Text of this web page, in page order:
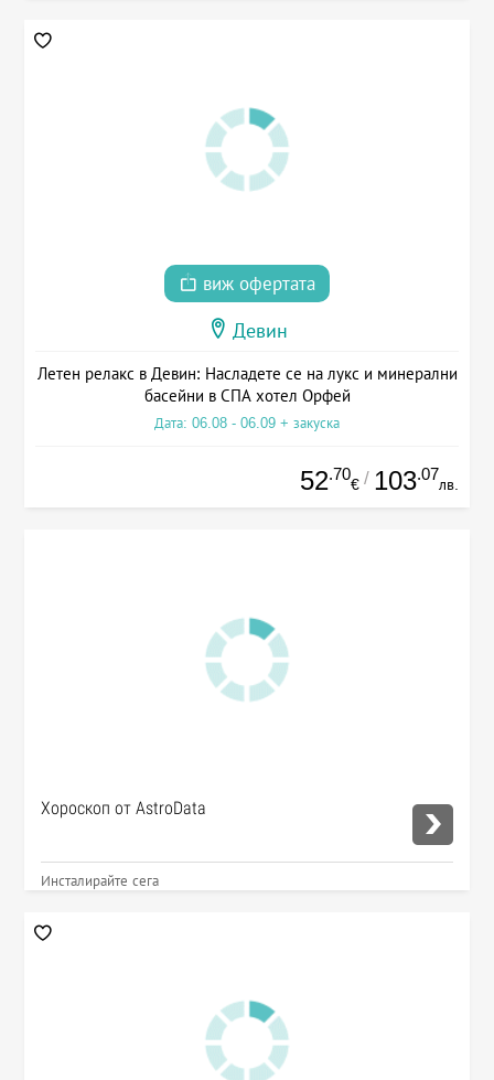
виж офертата
Девин
Летен релакс в Девин: Насладете се на лукс и минерални
басейни в СПА хотел Орфей
Дата: 06.08 - 06.09 + закуска
52.70
€ / 103.07
лв.
Хороскоп от AstroData
Инсталирайте сега